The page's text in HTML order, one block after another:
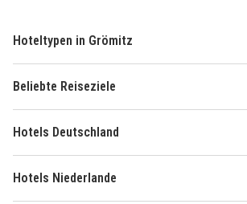
Hoteltypen in Grömitz
Beliebte Reiseziele
Hotels Deutschland
Hotels Niederlande